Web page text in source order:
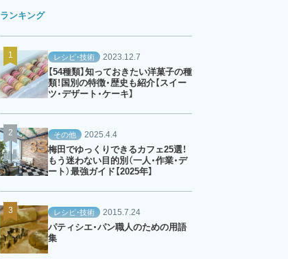
ランキング
レシピ・技術 2023.12.7
【54種類】知っておきたい洋菓子の種
類！国別の特徴・歴史も紹介【スイー
ツ・デザート・ケーキ】
その他 2025.4.4
梅田でゆっくりできるカフェ25選！
もう迷わない目的別（一人・作業・デ
ート）最強ガイド【2025年】
レシピ・技術 2015.7.24
パティシエ・パン職人のための用語
集